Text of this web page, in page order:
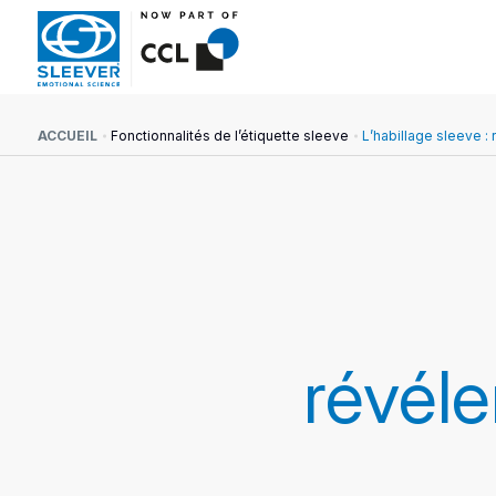
ACCUEIL Fonctionnalités de l’étiquette sleeve L’habillage sleeve